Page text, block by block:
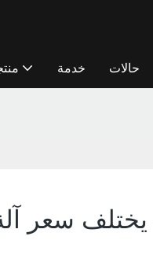
خدمة حالات
سعر آلة